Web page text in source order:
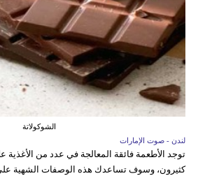
الشوكولاتة
لندن - صوت الإمارات
توجد الأطعمة فائقة المعالجة في عدد من الأغذية
كثيرون، وسوف تساعدك هذه الوصفات الشهية على